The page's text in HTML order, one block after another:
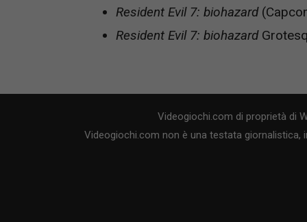
Resident Evil 7: biohazard
Resident Evil 7: biohazard
Videogiochi.com di proprietà di
Videogiochi.com non è una testata giornalistica,